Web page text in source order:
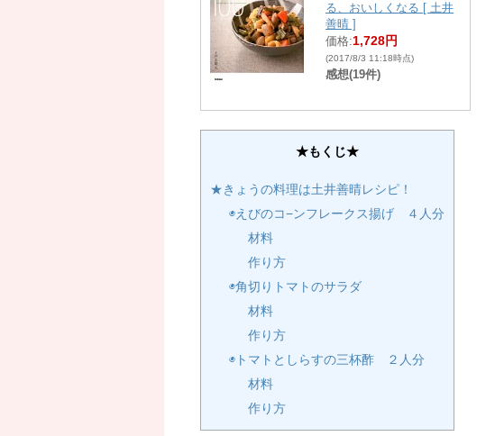
る、おいしくなる [ 土井
善晴 ]
価格:1,728円
(2017/8/3 11:18時点)
感想(19件)
★もくじ★
★きょうの料理は土井善晴レシピ！
◉えびのコ−ンフレークス揚げ ４人分
材料
作り方
◉角切りトマトのサラダ
材料
作り方
◉トマトとしらすの三杯酢 ２人分
材料
作り方